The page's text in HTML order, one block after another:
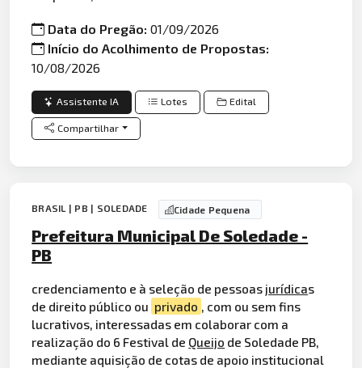
Data do Pregão:01/09/2026
Início do Acolhimento de Propostas:
10/08/2026
Assistente IA Lotes Edital
Compartilhar
BRASIL | PB | SOLEDADE Cidade Pequena
Prefeitura Municipal De Soledade -
PB
credenciamento e à seleção de pessoas jurídicas
de direito público ou privado
, com ou sem fins
lucrativos, interessadas em colaborar com a
realização do 6 Festival de Queijo de Soledade PB,
mediante aquisição de cotas de apoio institucional